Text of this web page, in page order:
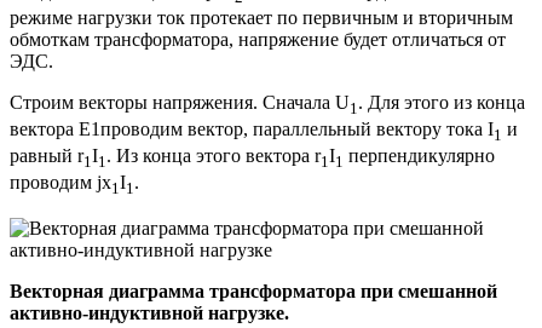
режиме нагрузки ток протекает по первичным и вторичным
обмоткам трансформатора, напряжение будет отличаться от
ЭДС.
Строим векторы напряжения. Сначала U1 . Для этого из конца
вектора E1проводим вектор, параллельный вектору тока I1 и
равный r1I1. Из конца этого вектора r1I1 перпендикулярно
проводим jx1I1.
Векторная диаграмма трансформатора при смешанной
активно-индуктивной нагрузке.